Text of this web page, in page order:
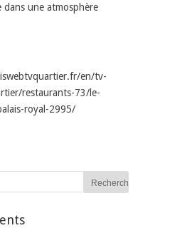
dans une atmosphère
en/tv-
restaurants-73/le-
royal-2995/